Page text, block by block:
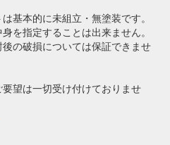
基本的に未組立・無塗装です。
を指定することは出来ません。
の破損については保証できませ
望は一切受け付けておりませ